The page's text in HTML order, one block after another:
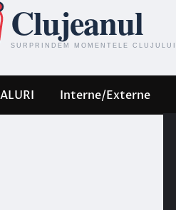
Interne/Externe